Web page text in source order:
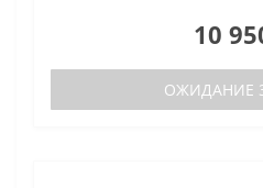
10
ОЖИДАНИЕ